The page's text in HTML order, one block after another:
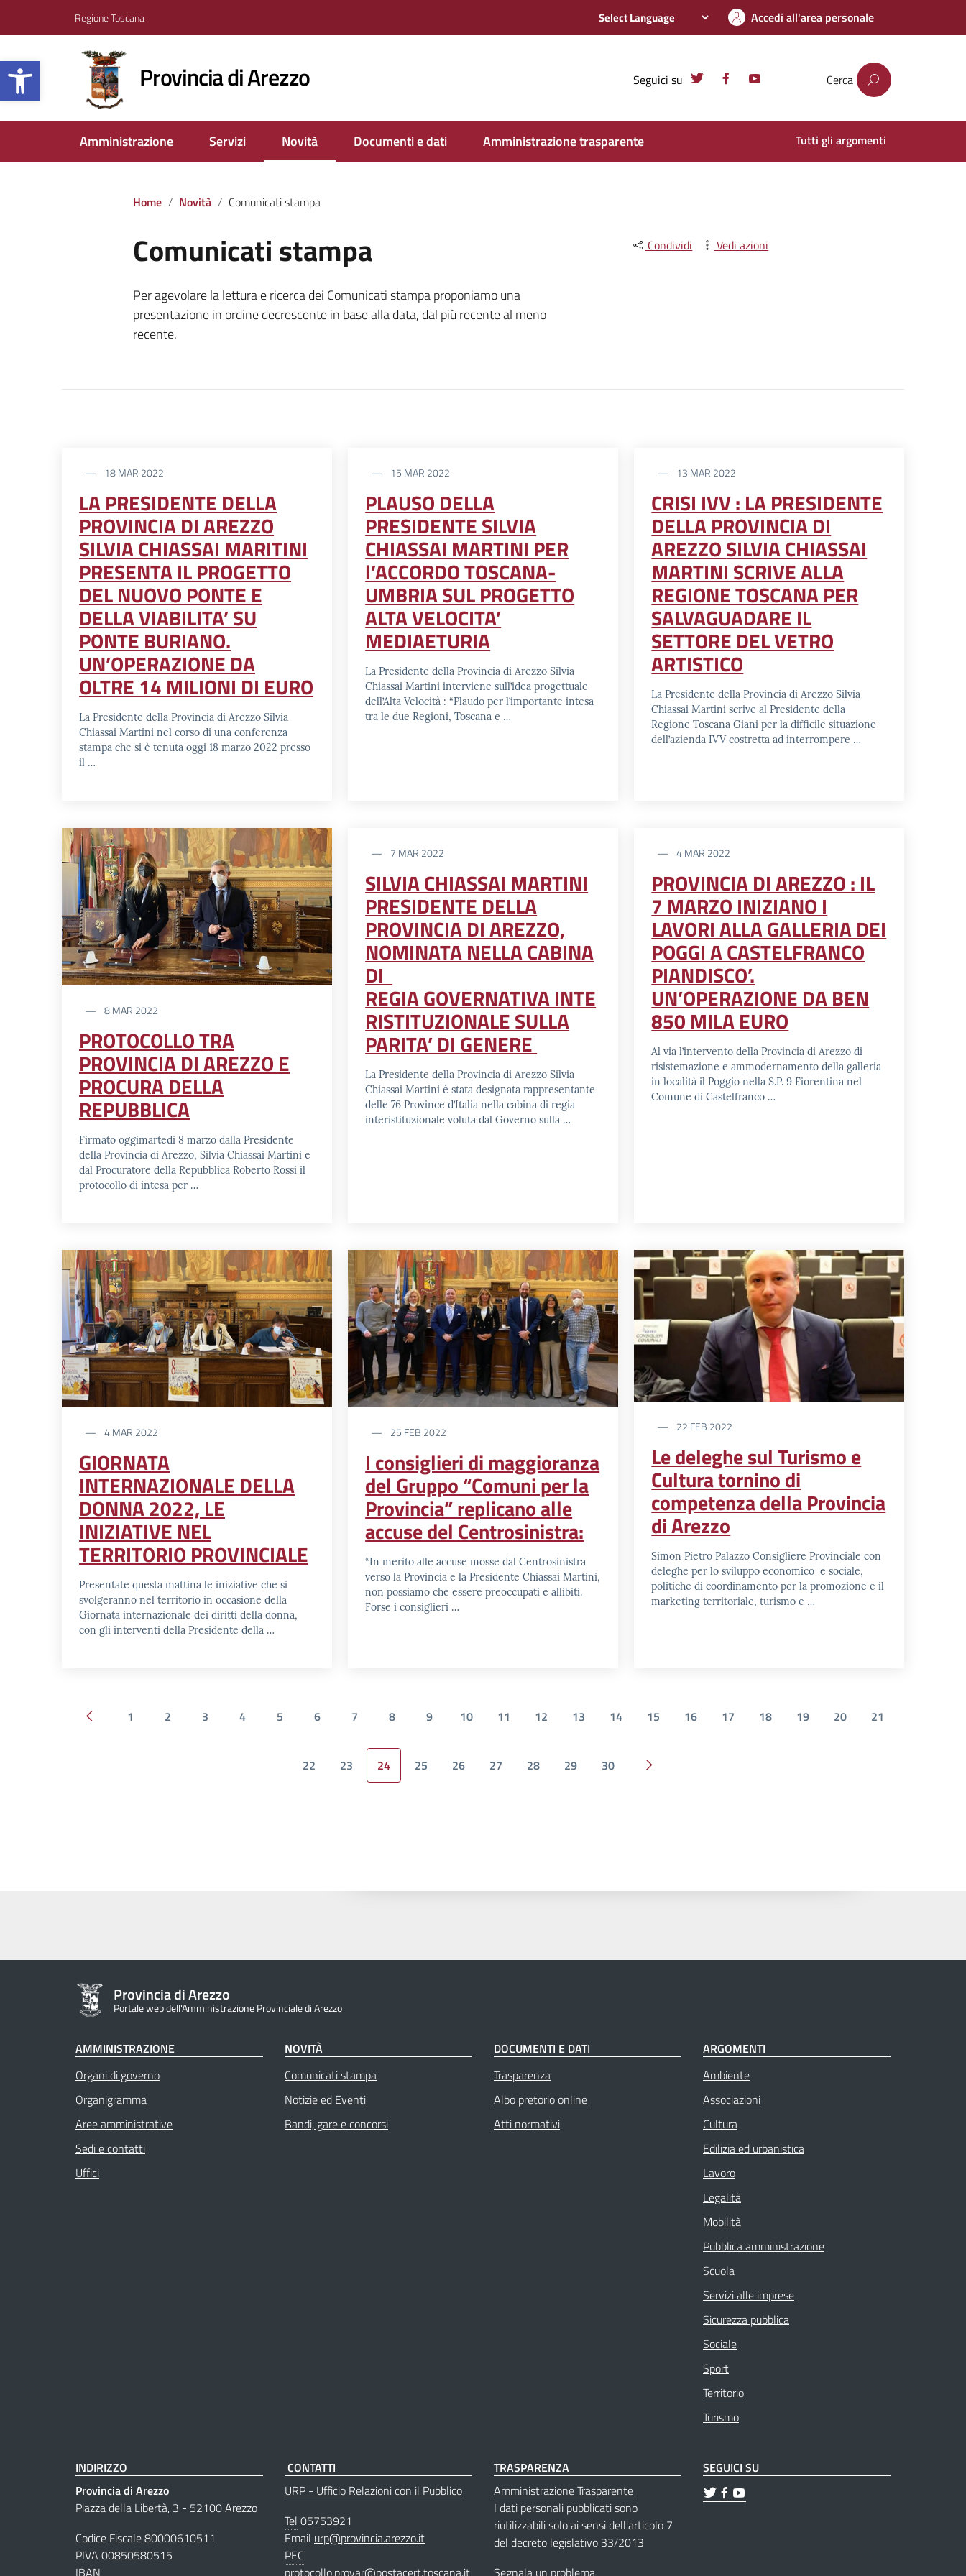
Apri la barra degli strumenti
Regione Toscana Accedi all'area personale
Provincia di Arezzo Seguici su Cerca
Amministrazione Servizi Novità Documenti e dati Amministrazione trasparente Tutti gli argomenti
Home Novità Comunicati stampa
Comunicati stampa
Per agevolare la lettura e ricerca dei Comunicati stampa proponiamo una
presentazione in ordine decrescente in base alla data, dal più recente al meno
recente.
Condividi Vedi azioni
18 MAR 2022
LA PRESIDENTE DELLA
PROVINCIA DI AREZZO
SILVIA CHIASSAI MARITINI
PRESENTA IL PROGETTO
DEL NUOVO PONTE E
DELLA VIABILITA’ SU
PONTE BURIANO.
UN’OPERAZIONE DA
OLTRE 14 MILIONI DI EURO
La Presidente della Provincia di Arezzo Silvia
Chiassai Martini nel corso di una conferenza
stampa che si è tenuta oggi 18 marzo 2022 presso
il …
15 MAR 2022
PLAUSO DELLA
PRESIDENTE SILVIA
CHIASSAI MARTINI PER
l’ACCORDO TOSCANA-
UMBRIA SUL PROGETTO
ALTA VELOCITA’
MEDIAETURIA
La Presidente della Provincia di Arezzo Silvia
Chiassai Martini interviene sull’idea progettuale
dell’Alta Velocità : “Plaudo per l’importante intesa
tra le due Regioni, Toscana e …
13 MAR 2022
CRISI IVV : LA PRESIDENTE
DELLA PROVINCIA DI
AREZZO SILVIA CHIASSAI
MARTINI SCRIVE ALLA
REGIONE TOSCANA PER
SALVAGUADARE IL
SETTORE DEL VETRO
ARTISTICO
La Presidente della Provincia di Arezzo Silvia
Chiassai Martini scrive al Presidente della
Regione Toscana Giani per la difficile situazione
dell’azienda IVV costretta ad interrompere …
8 MAR 2022
PROTOCOLLO TRA
PROVINCIA DI AREZZO E
PROCURA DELLA
REPUBBLICA
Firmato oggimartedi 8 marzo dalla Presidente
della Provincia di Arezzo, Silvia Chiassai Martini e
dal Procuratore della Repubblica Roberto Rossi il
protocollo di intesa per …
7 MAR 2022
SILVIA CHIASSAI MARTINI
PRESIDENTE DELLA
PROVINCIA DI AREZZO,
NOMINATA NELLA CABINA
DI
REGIA GOVERNATIVA INTE
RISTITUZIONALE SULLA
PARITA’ DI GENERE
La Presidente della Provincia di Arezzo Silvia
Chiassai Martini è stata designata rappresentante
delle 76 Province d’Italia nella cabina di regia
interistituzionale voluta dal Governo sulla …
4 MAR 2022
PROVINCIA DI AREZZO : IL
7 MARZO INIZIANO I
LAVORI ALLA GALLERIA DEI
POGGI A CASTELFRANCO
PIANDISCO’.
UN’OPERAZIONE DA BEN
850 MILA EURO
Al via l’intervento della Provincia di Arezzo di
risistemazione e ammodernamento della galleria
in località il Poggio nella S.P. 9 Fiorentina nel
Comune di Castelfranco …
4 MAR 2022
GIORNATA
INTERNAZIONALE DELLA
DONNA 2022, LE
INIZIATIVE NEL
TERRITORIO PROVINCIALE
Presentate questa mattina le iniziative che si
svolgeranno nel territorio in occasione della
Giornata internazionale dei diritti della donna,
con gli interventi della Presidente della …
25 FEB 2022
I consiglieri di maggioranza
del Gruppo “Comuni per la
Provincia” replicano alle
accuse del Centrosinistra:
“In merito alle accuse mosse dal Centrosinistra
verso la Provincia e la Presidente Chiassai Martini,
non possiamo che essere preoccupati e allibiti.
Forse i consiglieri …
22 FEB 2022
Le deleghe sul Turismo e
Cultura tornino di
competenza della Provincia
di Arezzo
Simon Pietro Palazzo Consigliere Provinciale con
deleghe per lo sviluppo economico e sociale,
politiche di coordinamento per la promozione e il
marketing territoriale, turismo e …
Pagina precedente
1 2 3 4 5 6 7 8 9 10 11 12 13 14 15 16 17 18 19 20 21
22 23 24 25 26 27 28 29 30 Pagina successiva
Provincia di Arezzo
Portale web dell'Amministrazione Provinciale di Arezzo
AMMINISTRAZIONE
Organi di governo
Organigramma
Aree amministrative
Sedi e contatti
Uffici
NOVITÀ
Comunicati stampa
Notizie ed Eventi
Bandi, gare e concorsi
DOCUMENTI E DATI
Trasparenza
Albo pretorio online
Atti normativi
ARGOMENTI
Ambiente
Associazioni
Cultura
Edilizia ed urbanistica
Lavoro
Legalità
Mobilità
Pubblica amministrazione
Scuola
Servizi alle imprese
Sicurezza pubblica
Sociale
Sport
Territorio
Turismo
INDIRIZZO
Provincia di Arezzo
Piazza della Libertà, 3 - 52100 Arezzo
Codice Fiscale 80000610511
PIVA 00850580515
CONTATTI
URP - Ufficio Relazioni con il Pubblico
Tel 05753921
Email urp@provincia.arezzo.it
PEC
TRASPARENZA
Amministrazione Trasparente
I dati personali pubblicati sono
riutilizzabili solo ai sensi dell'articolo 7
del decreto legislativo 33/2013
SEGUICI SU